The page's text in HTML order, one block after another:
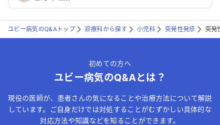
ユビー病気のQ&Aトップ 診療科から探す 小児科 突発性発疹 突発
初めての方へ
ユビー病気のQ&Aとは？
現役の医師が、患者さんの気になることや治療方法について解説
しています。ご自身だけでは対処することがむずかしい具体的な
対応方法や知識などを知ることができます。